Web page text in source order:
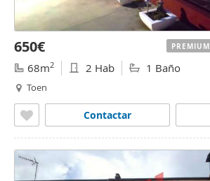
650€
68m2 2 Hab 1 Baño
Toen
Contactar
PREMIUM